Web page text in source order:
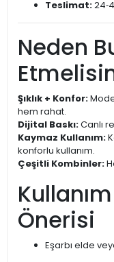
Teslimat:
Neden
Şıklık + Konfor:
hem rahat.
Dijital Baskı:Canlı
Kaymaz Kullanım:
konforlu kullanım.
Çeşitli Kombinler:
Önerisi
Eşarbı elde